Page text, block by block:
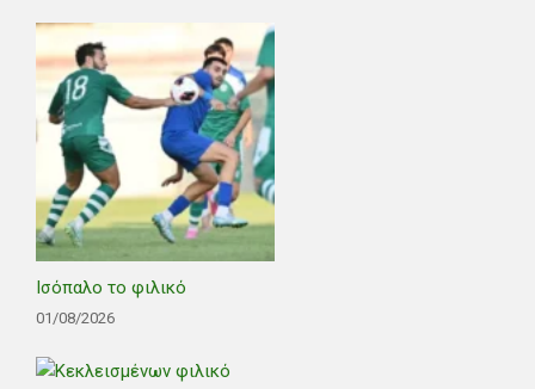
Ισόπαλο το φιλικό
01/08/2026